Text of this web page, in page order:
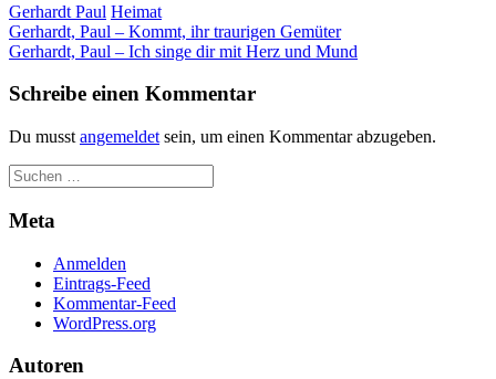
Gerhardt Paul Heimat
Beitragsnavigation
Gerhardt, Paul – Kommt, ihr traurigen Gemüter
Gerhardt, Paul – Ich singe dir mit Herz und Mund
Schreibe einen Kommentar
Du musst angemeldet sein, um einen Kommentar abzugeben.
Meta
Anmelden
Eintrags-Feed
Kommentar-Feed
WordPress.org
Autoren